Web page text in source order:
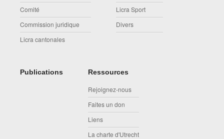
Comité
Commission juridique
Licra cantonales
Licra Sport
Divers
Publications Ressources
Rejoignez-nous
Faites un don
Liens
La charte d'Utrecht